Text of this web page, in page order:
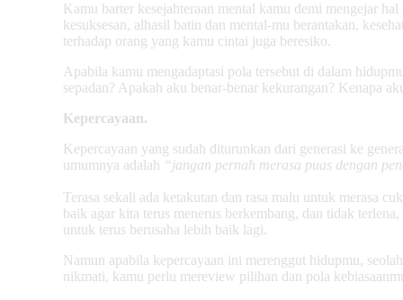
Kamu barter kesejahteraan mental kamu demi mengejar
kesuksesan, alhasil batin dan mental-mu berantakan,
terhadap orang yang kamu cintai juga beresiko.
Apabila kamu mengadaptasi pola tersebut di dalam
sepadan? Apakah aku benar-benar kekurangan? Kenapa
Kepercayaan.
Kepercayaan yang sudah diturunkan dari generasi ke
umumnya adalah “jangan pernah merasa puas dengan
Terasa sekali ada ketakutan dan rasa malu untuk merasa
baik agar kita terus menerus berkembang, dan tidak
untuk terus berusaha lebih baik lagi.
Namun apabila kepercayaan ini merenggut hidupmu,
nikmati, kamu perlu mereview pilihan dan pola